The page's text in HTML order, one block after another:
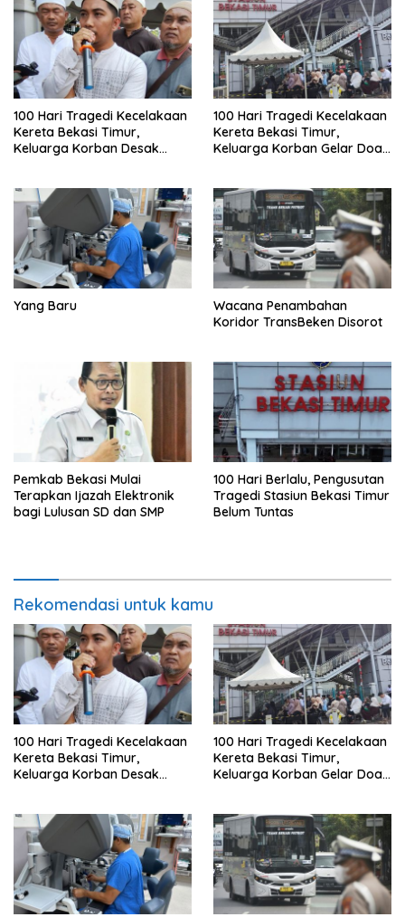
100 Hari Tragedi Kecelakaan
Kereta Bekasi Timur,
Keluarga Korban Desak
100 Hari Tragedi Kecelakaan
Kereta Bekasi Timur,
Keluarga Korban Gelar Doa
Yang Baru
Wacana Penambahan
Koridor TransBeken Disorot
Pemkab Bekasi Mulai
Terapkan Ijazah Elektronik
bagi Lulusan SD dan SMP
100 Hari Berlalu, Pengusutan
Tragedi Stasiun Bekasi Timur
Belum Tuntas
Rekomendasi untuk kamu
100 Hari Tragedi Kecelakaan
Kereta Bekasi Timur,
Keluarga Korban Desak
100 Hari Tragedi Kecelakaan
Kereta Bekasi Timur,
Keluarga Korban Gelar Doa